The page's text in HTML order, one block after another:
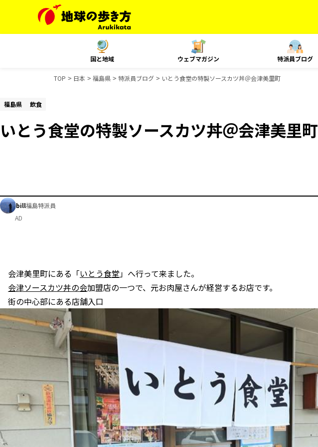
国と地域 ウェブマガジン 特派員ブログ
TOP 日本 福島県 特派員ブログ いとう食堂の特製ソースカツ丼＠会津美里町
福島県 飲食
いとう食堂の特製ソースカツ丼＠会津美里町
bill福島特派員
AD
会津美里町にある「いとう食堂 」へ行って来ました。
会津ソースカツ丼の会加盟店の一つで、元お肉屋さんが経営するお店です。
街の中心部にある店舗入口